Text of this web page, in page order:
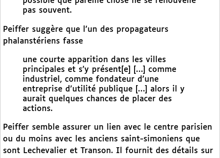
pas souvent.
Peiffer suggère que l’un des propagateurs
phalanstériens fasse
une courte apparition dans les villes
principales et s’y présent[e] […] comme
industriel, comme fondateur d’une
entreprise d’utilité publique […] alors il y
aurait quelques chances de placer des
actions.
Peiffer semble assurer un lien avec le centre parisien
ou du moins avec les anciens saint-simoniens que
sont Lechevalier et Transon. Il fournit des détails sur